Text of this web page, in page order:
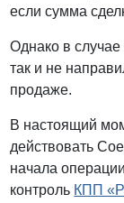
если сумма
Однако в
так и не
продаже.
В настоящий
действовать
начала
контроль КПП